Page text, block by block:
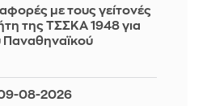
με τους γείτονές
της ΤΣΣΚΑ 1948 για
Παναθηναϊκού
08-2026